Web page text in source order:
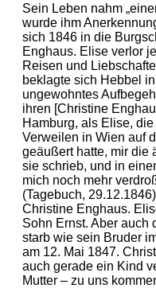
Sein Leben nahm
wurde ihm
sich 1846 in die
Enghaus. Elise verlor
Reisen und
beklagte sich Hebbel
ungewohntes
ihren [Christine
Hamburg, als Elise,
Verweilen in Wien auf
geäußert hatte, mir die
sie schrieb, und in
mich noch mehr
(Tagebuch,
Christine Enghaus.
Sohn Ernst. Aber auch
starb wie sein Bruder
am 12. Mai 1847.
auch gerade ein Kind
Mutter – zu uns